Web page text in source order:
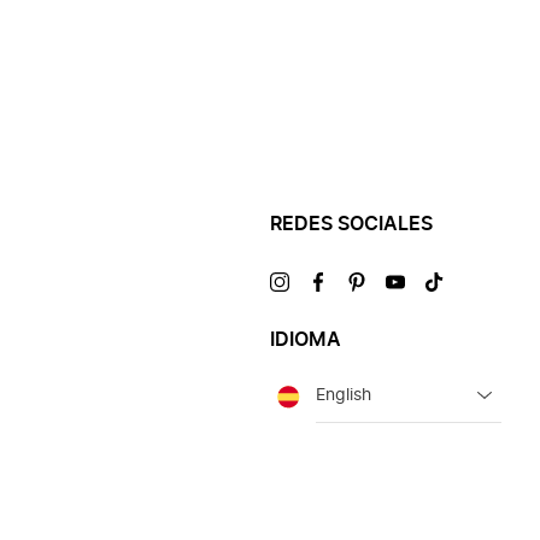
REDES SOCIALES
VisítanosVisítanosVisítanosVisítanosVisítanos
IDIOMA
Idioma